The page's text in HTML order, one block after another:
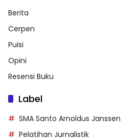
Berita
Cerpen
Puisi
Opini
Resensi Buku
Label
SMA Santo Arnoldus Janssen
Pelatihan Jurnalistik